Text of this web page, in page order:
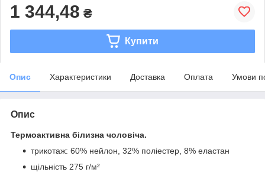
1 344,48 ₴
Купити
Опис Характеристики Доставка Оплата Умови
Опис
Термоактивна білизна чоловіча.
трикотаж: 60% нейлон, 32% поліестер, 8% еластан
щільність 275 г/м²